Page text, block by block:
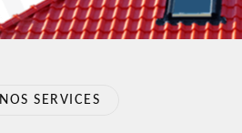
NOS SERVICES